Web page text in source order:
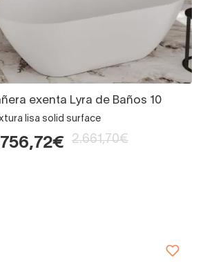
exenta Lyra de Baños 10
lisa solid surface
2.661,70€